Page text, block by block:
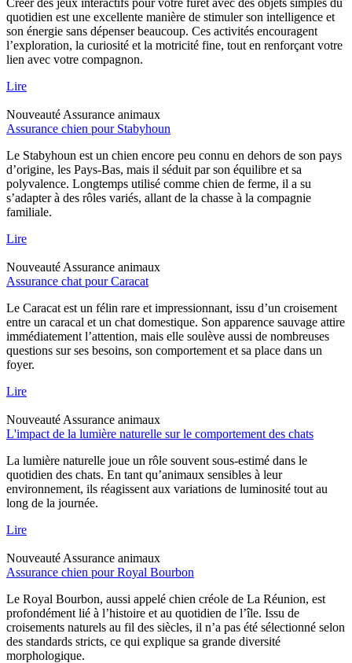
quotidien est une excellente manière de stimuler son intelligence et
son énergie sans dépenser beaucoup. Ces activités encouragent
l’exploration, la curiosité et la motricité fine, tout en renforçant votre
lien avec votre compagnon.
Lire
Nouveauté Assurance animaux
Assurance chien pour Stabyhoun
Le Stabyhoun est un chien encore peu connu en dehors de son pays
d’origine, les Pays-Bas, mais il séduit par son équilibre et sa
polyvalence. Longtemps utilisé comme chien de ferme, il a su
s’adapter à des rôles variés, allant de la chasse à la compagnie
familiale.
Lire
Nouveauté Assurance animaux
Assurance chat pour Caracat
Le Caracat est un félin rare et impressionnant, issu d’un croisement
entre un caracal et un chat domestique. Son apparence sauvage attire
immédiatement l’attention, mais elle soulève aussi de nombreuses
questions sur ses besoins, son comportement et sa place dans un
foyer.
Lire
Nouveauté Assurance animaux
L'impact de la lumière naturelle sur le comportement des chats
La lumière naturelle joue un rôle souvent sous-estimé dans le
quotidien des chats. En tant qu’animaux sensibles à leur
environnement, ils réagissent aux variations de luminosité tout au
long de la journée.
Lire
Nouveauté Assurance animaux
Assurance chien pour Royal Bourbon
Le Royal Bourbon, aussi appelé chien créole de La Réunion, est
profondément lié à l’histoire et au quotidien de l’île. Issu de
croisements naturels au fil des siècles, il n’a pas été sélectionné selon
des standards stricts, ce qui explique sa grande diversité
morphologique.